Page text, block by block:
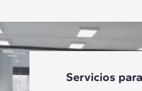
Servicios